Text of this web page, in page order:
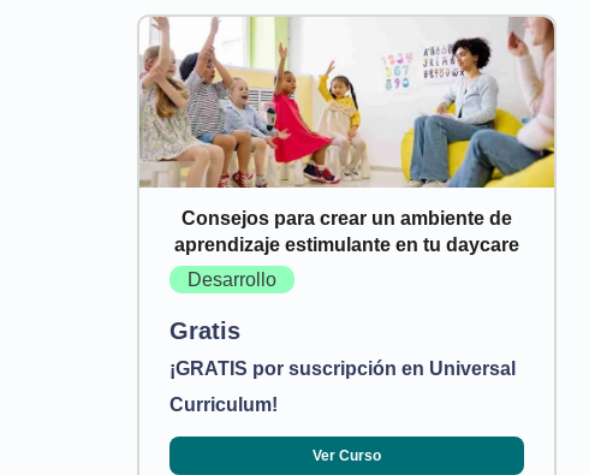
Consejos para crear un ambiente de
aprendizaje estimulante en tu daycare
Desarrollo
Gratis
¡GRATIS por suscripción en Universal
Curriculum!
Ver Curso